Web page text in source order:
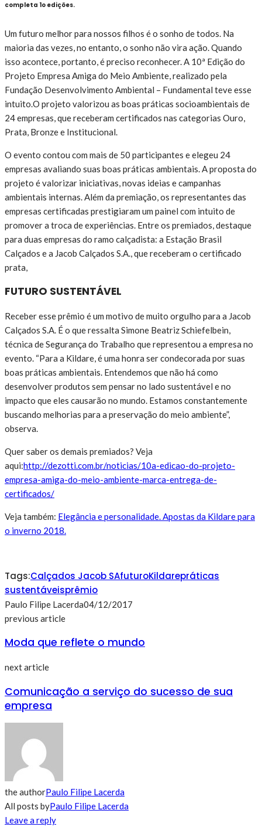
completa 1o edições.
Um futuro melhor para nossos filhos é o sonho de todos. Na
maioria das vezes, no entanto, o sonho não vira ação. Quando
isso acontece, portanto, é preciso reconhecer. A 10ª Edição do
Projeto Empresa Amiga do Meio Ambiente, realizado pela
Fundação Desenvolvimento Ambiental – Fundamental teve esse
intuito.O projeto valorizou as boas práticas socioambientais de
24 empresas, que receberam certificados nas categorias Ouro,
Prata, Bronze e Institucional.
O evento contou com mais de 50 participantes e elegeu 24
empresas avaliando suas boas práticas ambientais. A proposta do
projeto é valorizar iniciativas, novas ideias e campanhas
ambientais internas. Além da premiação, os representantes das
empresas certificadas prestigiaram um painel com intuito de
promover a troca de experiências. Entre os premiados, destaque
para duas empresas do ramo calçadista: a Estação Brasil
Calçados e a Jacob Calçados S.A., que receberam o certificado
prata,
FUTURO SUSTENTÁVEL
Receber esse prêmio é um motivo de muito orgulho para a Jacob
Calçados S.A. É o que ressalta Simone Beatriz Schiefelbein,
técnica de Segurança do Trabalho que representou a empresa no
evento. “Para a Kildare, é uma honra ser condecorada por suas
boas práticas ambientais. Entendemos que não há como
desenvolver produtos sem pensar no lado sustentável e no
impacto que eles causarão no mundo. Estamos constantemente
buscando melhorias para a preservação do meio ambiente”,
observa.
Quer saber os demais premiados? Veja
aqui:http://dezotti.com.br/noticias/10a-edicao-do-projeto-
empresa-amiga-do-meio-ambiente-marca-entrega-de-
certificados/
Veja também: Elegância e personalidade. Apostas da Kildare para
o inverno 2018.
Tags:Calçados Jacob SAfuturoKildarepráticas
sustentáveisprêmio
Paulo Filipe Lacerda04/12/2017
previous article
Moda que reflete o mundo
next article
Comunicação a serviço do sucesso de sua
empresa
the authorPaulo Filipe Lacerda
All posts byPaulo Filipe Lacerda
Leave a reply